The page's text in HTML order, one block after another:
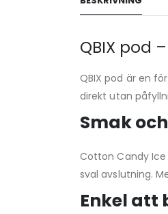
QBIX pod
QBIX pod är en
direkt utan
Smak
Cotton Candy
sval avslutning.
Enkel att